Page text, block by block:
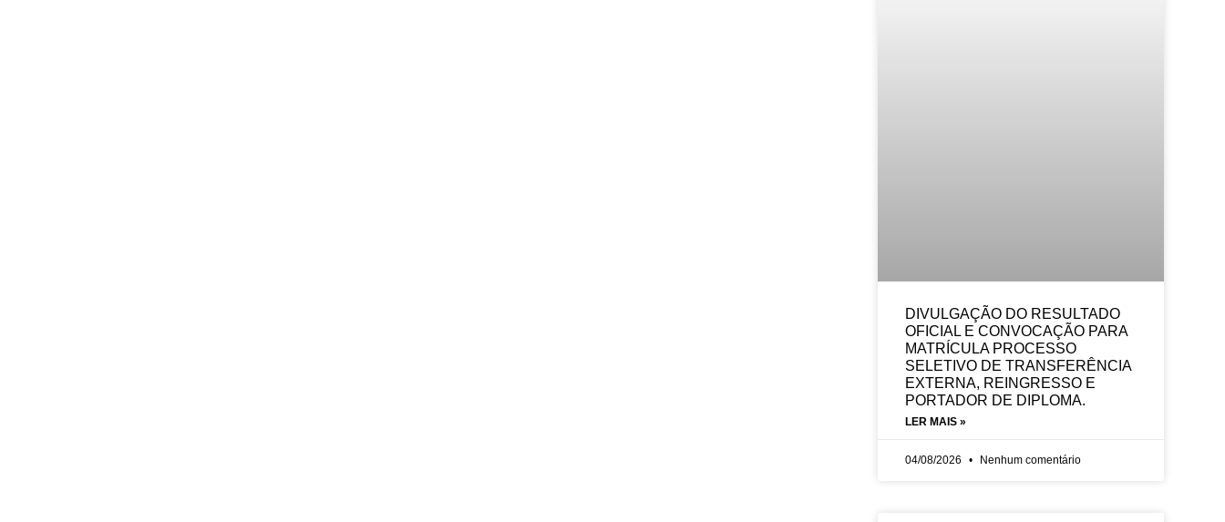
DIVULGAÇÃO DO RESULTADO
OFICIAL E CONVOCAÇÃO PARA
MATRÍCULA PROCESSO
SELETIVO DE TRANSFERÊNCIA
EXTERNA, REINGRESSO E
PORTADOR DE DIPLOMA.
LER MAIS »
04/08/2026 Nenhum comentário